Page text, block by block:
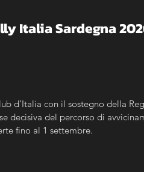
Italia Sardegna
d’Italia con il sostegno della
decisiva del percorso di
fino al 1 settembre.